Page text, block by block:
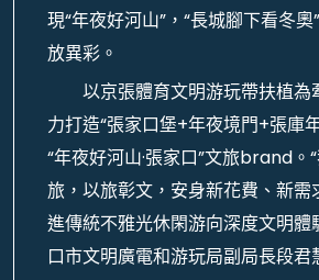
現“年夜好河山”，“長城腳下看冬
放異彩。
以京張體育文明游玩帶扶植為
力打造“張家口堡+年夜境門+張庫
“年夜好河山·張家口”文旅brand。
旅，以旅彰文，安身新花費、新需
進傳統不雅光休閑游向深度文明體
口市文明廣電和游玩局副局長段君